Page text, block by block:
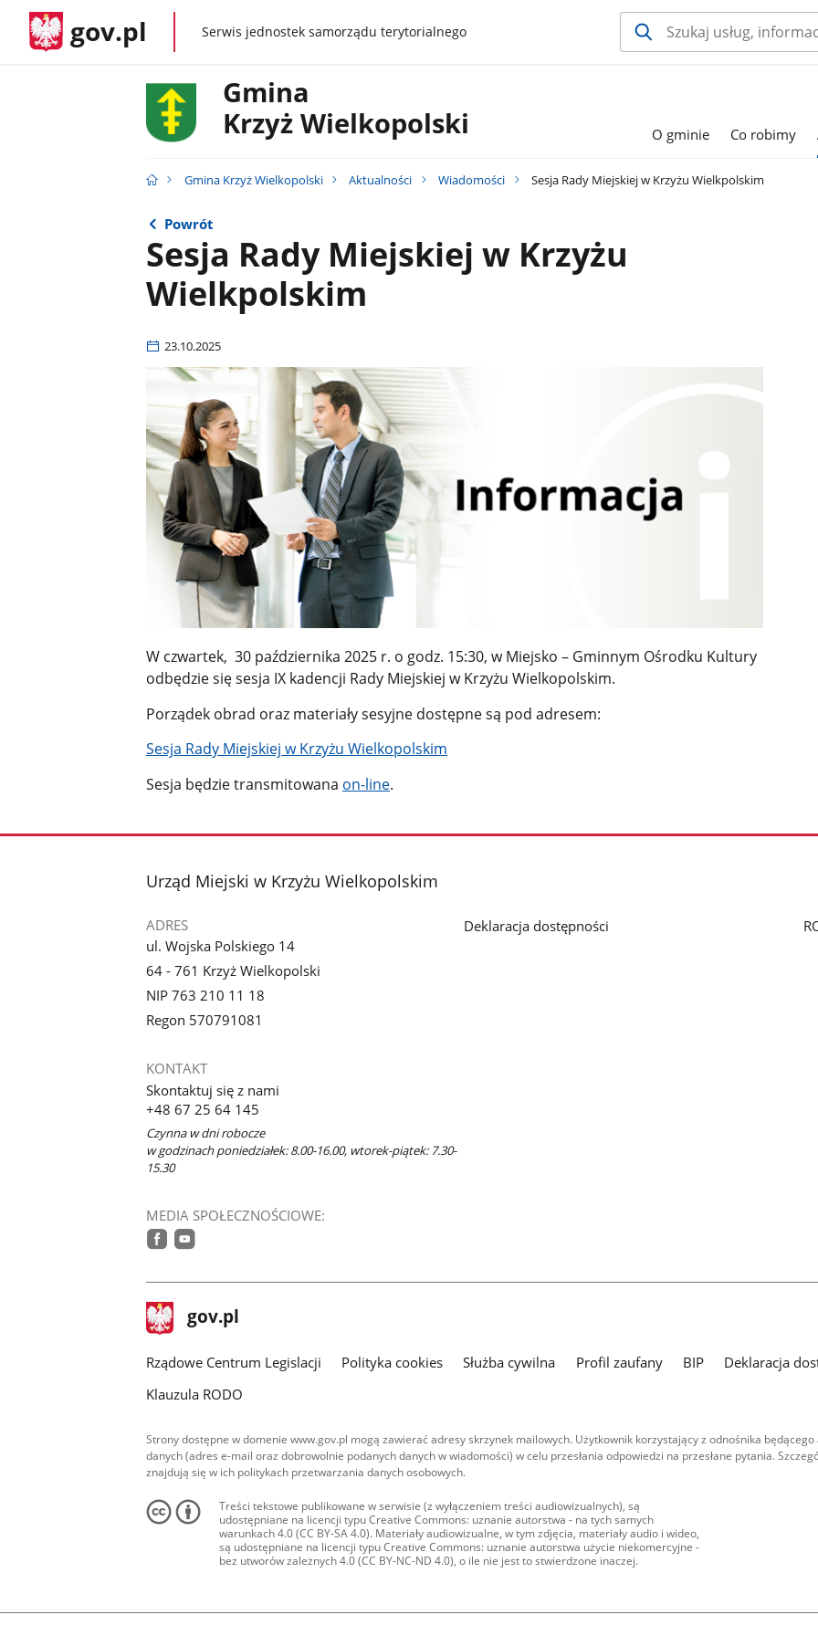
gov.pl gov.plSerwis jednostek samorządu terytorialnego
Gmina
Krzyż Wielkopolski
O gminie Co robimy
Gmina Krzyż Wielkopolski Aktualności Wiadomości Sesja Rady Miejskiej w Krzyżu Wielkpolskim
Powrót
Sesja Rady Miejskiej w Krzyżu
Wielkpolskim
23.10.2025
W czwartek, 30 października 2025 r. o godz. 15:30, w Miejsko – Gminnym Ośrodku Kultury
odbędzie się sesja IX kadencji Rady Miejskiej w Krzyżu Wielkopolskim.
Porządek obrad oraz materiały sesyjne dostępne są pod adresem:
Sesja Rady Miejskiej w Krzyżu Wielkopolskim
Sesja będzie transmitowana on-line.
stopka
Urząd Miejski w Krzyżu Wielkopolskim
ADRES
ul. Wojska Polskiego 14
64 - 761 Krzyż Wielkopolski
NIP 763 210 11 18
Regon 570791081
KONTAKT
Skontaktuj się z nami
+48 67 25 64 145
Czynna w dni robocze
w godzinach poniedziałek: 8.00-16.00, wtorek-piątek: 7.30-
15.30
MEDIA SPOŁECZNOŚCIOWE:
Deklaracja dostępności
stopka
gov.pl Strona
gov.pl
Rządowe Centrum Legislacji Polityka cookies Służba cywilna Profil zaufany BIP
Deklaracja
Klauzula RODO
Strony dostępne w domenie www.gov.pl mogą zawierać adresy skrzynek mailowych. Użytkownik korzystający z odnośnika
danych (adres e-mail oraz dobrowolnie podanych danych w wiadomości) w celu przesłania odpowiedzi na przesłane pytania.
znajdują się w ich politykach przetwarzania danych osobowych.
Treści tekstowe publikowane w serwisie (z wyłączeniem treści audiowizualnych), są
udostępniane na licencji typu Creative Commons: uznanie autorstwa - na tych samych
warunkach 4.0 (CC BY-SA 4.0). Materiały audiowizualne, w tym zdjęcia, materiały audio i wideo,
są udostępniane na licencji typu Creative Commons: uznanie autorstwa użycie niekomercyjne -
bez utworów zależnych 4.0 (CC BY-NC-ND 4.0), o ile nie jest to stwierdzone inaczej.